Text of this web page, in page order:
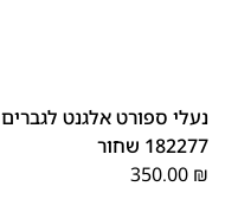
נעלי ספורט אלגנט לגברים
182277 שחור
350.00 ₪